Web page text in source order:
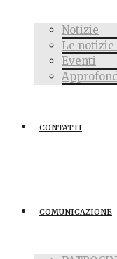
Notizie
Le notizie
Eventi
CONTATTI
COMUNICAZIONE